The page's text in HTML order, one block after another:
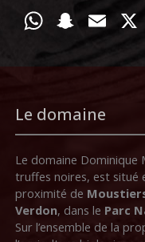
W
at
A
p
p
S
n
a
c
h
at
E
m
ai
Le domaine
Le domaine
truffes noires, est situé
proximité de
Verdon, dans le Parc
Sur l’ensemble de la